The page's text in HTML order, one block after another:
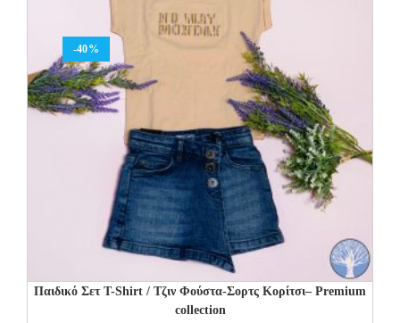
-40%
Παιδικό Σετ T-Shirt / Τζιν Φούστα-Σορτς Κορίτσι– Premium
collection